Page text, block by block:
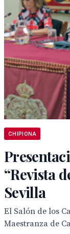
CHIPIONA
“Revista
Sevilla
El Salón de los
Maestranza de